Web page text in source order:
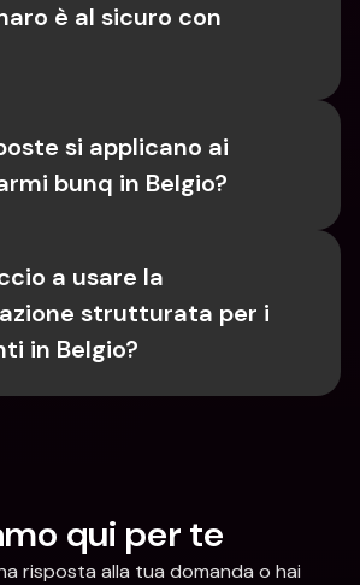
è al sicuro con
si applicano ai
bunq in Belgio?
a usare la
strutturata per i
in Belgio?
qui per te
risposta alla tua domanda o hai